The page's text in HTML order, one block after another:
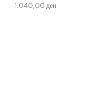
1.040,00 ден